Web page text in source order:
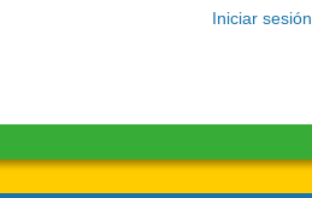
Iniciar sesión